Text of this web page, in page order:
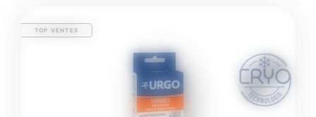
TOP VENTES